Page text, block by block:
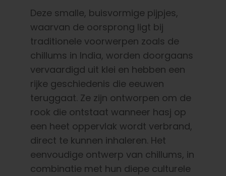
Deze smalle, buisvormige pijpjes,
waarvan de oorsprong ligt bij
traditionele voorwerpen zoals de
chillums in India, worden doorgaans
vervaardigd uit klei en hebben een
rijke geschiedenis die eeuwen
teruggaat. Ze zijn ontworpen om de
rook die ontstaat wanneer hasj op
een heet oppervlak wordt verbrand,
direct te kunnen inhaleren. Het
eenvoudige ontwerp van chillums, in
combinatie met hun diepe culturele